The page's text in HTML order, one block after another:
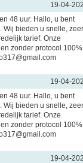
19-04-
48 uur. Hallo, u bent
Wij bieden u snelle, zeer
tarief. Onze
zonder protocol 100%
19-04-
48 uur. Hallo, u bent
Wij bieden u snelle, zeer
tarief. Onze
zonder protocol 100%
19-04-